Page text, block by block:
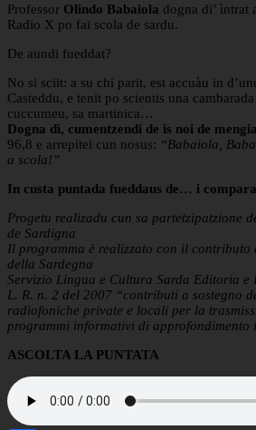
Professor Olindo Babaiola dogna di’ ìntrat
Radio X po fai scola de sardu.
De aundi fueddat?
No si sciit: a su chi parit, est accuàu in
Casteddu, e tenit po scientis una
cuccumeu, sa martinica…
Dogna dì, cumentzendi de is noi de
96,8 e arrepitei cun nosus: “Babaiola,
a scola!”
In custa puntada fueddaus de… i
Progetu realizadu cun sa partetzipatzione
de Sardigna
Il programma è realizzato con il contributo
della Sardegna
Servizio Lingua e Cultura Sarda Editoria e
L. R. n. 2 del 2007 “contributi a sostegno
radiofoniche private e locali per la
programmi informativi di approfondimento
ASCOLTA LA PUNTATA